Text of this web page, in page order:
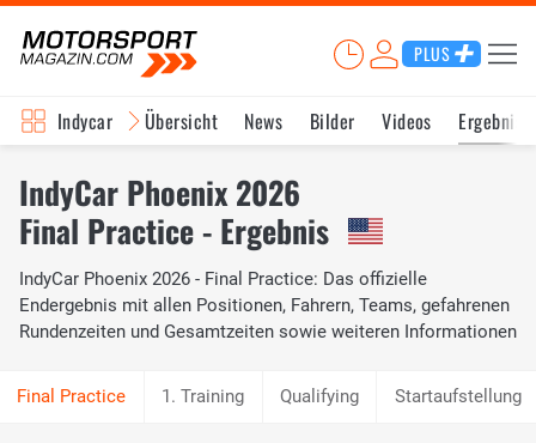
PLUS
Indycar Übersicht News Bilder Videos
IndyCar Phoenix 2026
Final Practice - Ergebnis
IndyCar Phoenix 2026 - Final Practice: Das offizielle
Endergebnis mit allen Positionen, Fahrern, Teams, gefahrenen
Rundenzeiten und Gesamtzeiten sowie weiteren Informationen
1. Training Qualifying Startaufstellung